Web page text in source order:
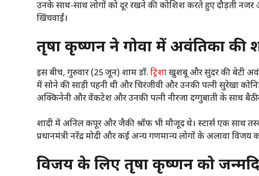
उनके साथ-साथ लोगों को दूर रखने की कोशिश करते हुए दौड़ती नजर आ
खिंचवाईं।
तृषा कृष्णन ने गोवा में अवंतिका की
इस बीच, गुरुवार (25 जून) शाम डॉ. ट्रिशाखुशबू और सुंदर की बेटी
में सोने की साड़ी पहनी थी और चिरंजीवी और उनकी पत्नी सुरेखा
अक्किनेनी और वेंकटेश और उनकी पत्नी नीरजा दग्गुबाती के साथ
शादी में अनिल कपूर और जैकी श्रॉफ भी मौजूद थे। स्टार्स एक साथ
प्रधानमंत्री नरेंद्र मोदी और कई अन्य गणमान्य लोगों के अलावा विजय
विजय के लिए तृषा कृष्णन को